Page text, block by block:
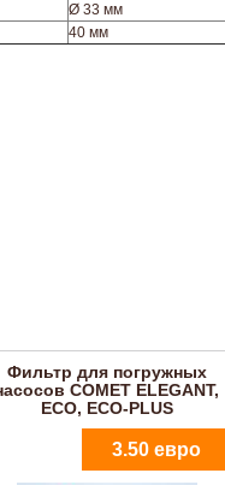
Ø 33 мм
40 мм
Фильтр для погружных
COMET ELEGANT,
ECO, ECO-PLUS
3.50 евро